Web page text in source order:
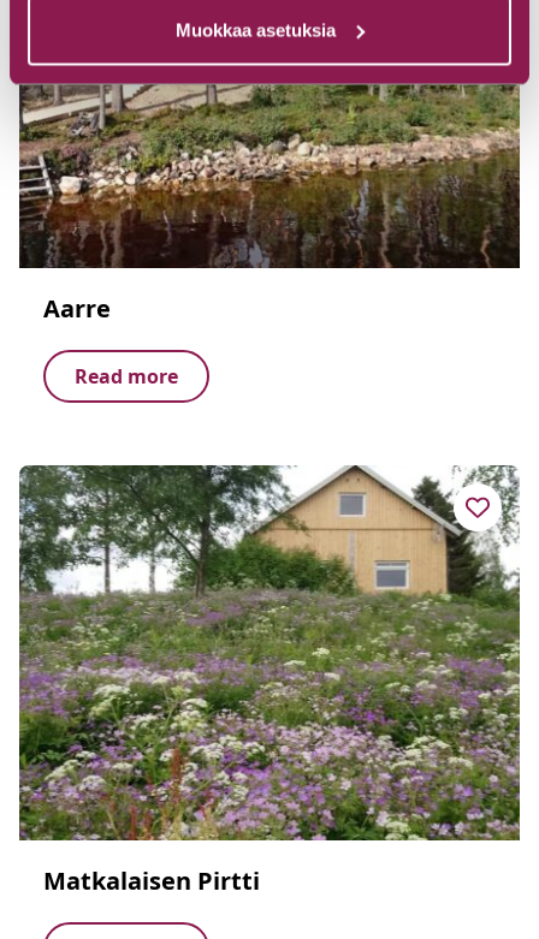
Muokkaa asetuksia
Aarre
Read more
Matkalaisen Pirtti